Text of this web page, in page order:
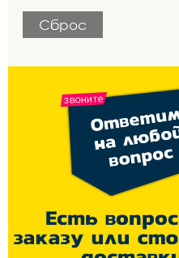
Сброс